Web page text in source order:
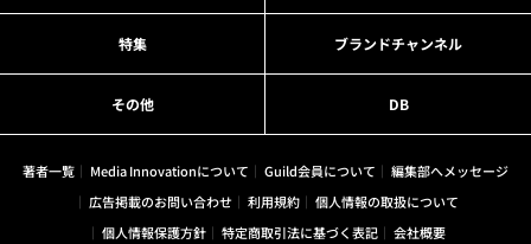
特集 ブランドチャンネル
その他 DB
著者一覧 Media Innovationについて Guild会員について
編集部へメッセージ
広告掲載のお問い合わせ
利用規約
個人情報の取扱について
個人情報保護方針
特定商取引法に基づく表記
会社概要